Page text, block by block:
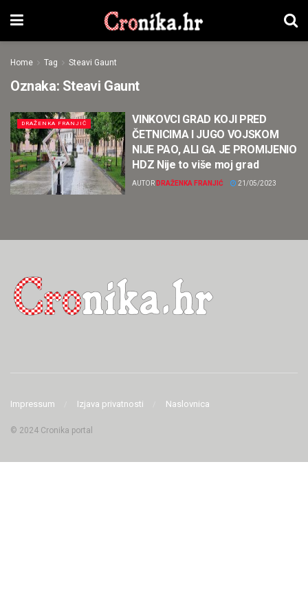
Home Tag Steavi Gaunt
Oznaka: Steavi Gaunt
DRAŽENKA FRANJIĆ
VINKOVCI GRAD KOJI PRED
ČETNICIMA I JUGO VOJSKOM
NIJE PAO, ALI GA JE PROMIJENIO
HDZ Nije to više moj grad
AUTOR DRAŽENKA FRANJIĆ 21/05/2023
Impressum Izjava privatnosti Naslovnica
© 2024 Cronika portal